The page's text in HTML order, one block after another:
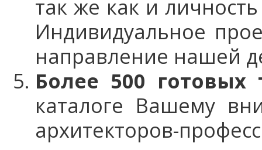
так же как и
Индивидуальное
направление нашей
Более 500
каталоге Вашему
архитекторов-